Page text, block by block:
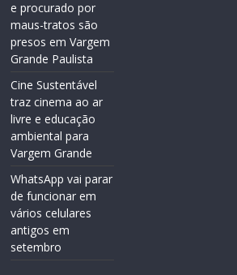
e procurado por
maus-tratos são
presos em Vargem
Grande Paulista
Cine Sustentável
traz cinema ao ar
livre e educação
ambiental para
Vargem Grande
WhatsApp vai parar
de funcionar em
vários celulares
antigos em
setembro